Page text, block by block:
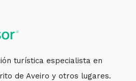
turística especialista en
de Aveiro y otros lugares.